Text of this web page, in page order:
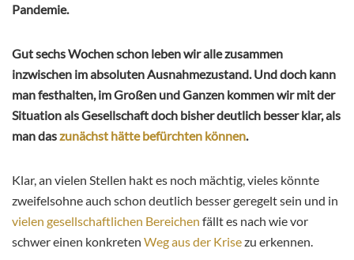
Pandemie.
Gut sechs Wochen schon leben wir alle zusammen
inzwischen im absoluten Ausnahmezustand. Und doch kann
man festhalten, im Großen und Ganzen kommen wir mit der
Situation als Gesellschaft doch bisher deutlich besser klar, als
man daszunächst hätte befürchten können.
Klar, an vielen Stellen hakt es noch mächtig, vieles könnte
zweifelsohne auch schon deutlich besser geregelt sein und in
vielen gesellschaftlichen Bereichen fällt es nach wie vor
schwer einen konkreten Weg aus der Krisezu erkennen.